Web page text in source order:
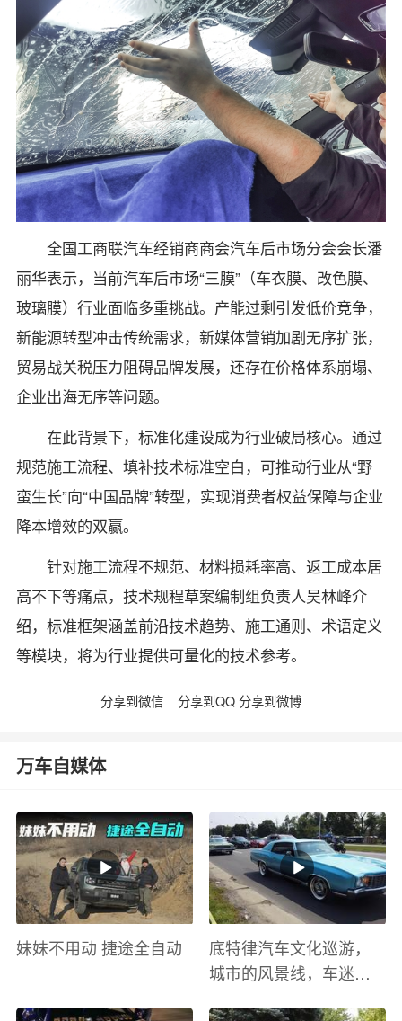
全国工商联汽车经销商商会汽车后市场分会会长潘
丽华表示，当前汽车后市场“三膜”（车衣膜、改色膜、
玻璃膜）行业面临多重挑战。产能过剩引发低价竞争，
新能源转型冲击传统需求，新媒体营销加剧无序扩张，
贸易战关税压力阻碍品牌发展，还存在价格体系崩塌、
企业出海无序等问题。
在此背景下，标准化建设成为行业破局核心。通过
规范施工流程、填补技术标准空白，可推动行业从“野
蛮生长”向“中国品牌”转型，实现消费者权益保障与企业
降本增效的双赢。
针对施工流程不规范、材料损耗率高、返工成本居
高不下等痛点，技术规程草案编制组负责人吴林峰介
绍，标准框架涵盖前沿技术趋势、施工通则、术语定义
等模块，将为行业提供可量化的技术参考。
分享到微信 分享到QQ 分享到微博
万车自媒体
妹妹不用动 捷途全自动
底特律汽车文化巡游，
城市的风景线，车迷的